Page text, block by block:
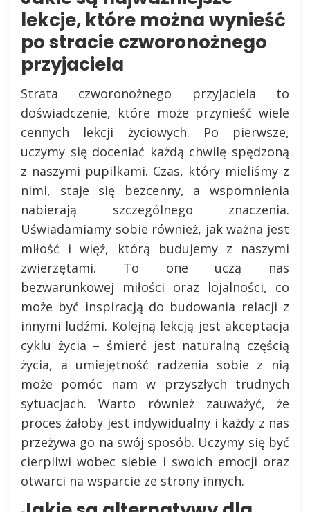
lekcje, które można wynieść
po stracie czworonożnego
przyjaciela
Strata czworonożnego przyjaciela to
doświadczenie, które może przynieść wiele
cennych lekcji życiowych. Po pierwsze,
uczymy się doceniać każdą chwilę spędzoną
z naszymi pupilkami. Czas, który mieliśmy z
nimi, staje się bezcenny, a wspomnienia
nabierają szczególnego znaczenia.
Uświadamiamy sobie również, jak ważna jest
miłość i więź, którą budujemy z naszymi
zwierzętami. To one uczą nas
bezwarunkowej miłości oraz lojalności, co
może być inspiracją do budowania relacji z
innymi ludźmi. Kolejną lekcją jest akceptacja
cyklu życia – śmierć jest naturalną częścią
życia, a umiejętność radzenia sobie z nią
może pomóc nam w przyszłych trudnych
sytuacjach. Warto również zauważyć, że
proces żałoby jest indywidualny i każdy z nas
przeżywa go na swój sposób. Uczymy się być
cierpliwi wobec siebie i swoich emocji oraz
otwarci na wsparcie ze strony innych.